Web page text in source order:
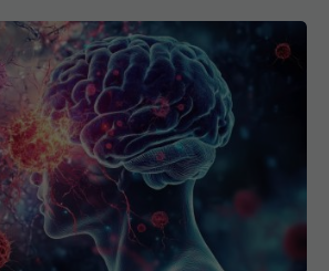
COVID-19. Trunchiul cerebral,
pe termen lung